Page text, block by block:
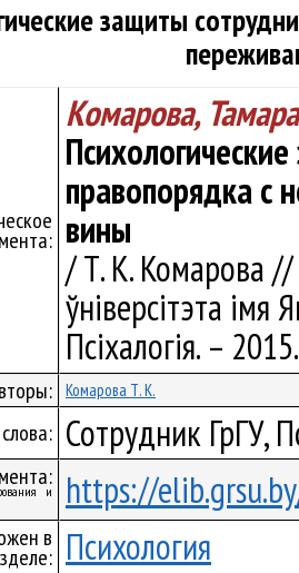
защиты
Комарова,
правопорядка с
вины
/ Т. К. Комарова //
ўніверсітэта імя
Псіхалогія. –
Комарова Т. К.
Сотрудник ГрГУ,
и https://
в Психология